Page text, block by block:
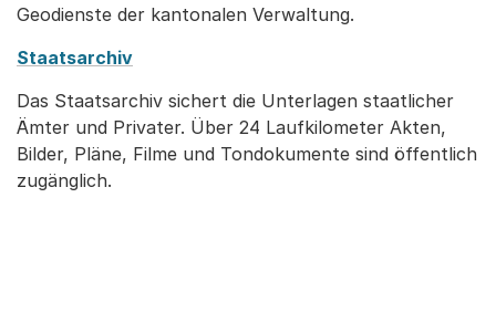
Geodienste der kantonalen Verwaltung.
Staatsarchiv
Das Staatsarchiv sichert die Unterlagen staatlicher
Ämter und Privater. Über 24 Laufkilometer Akten,
Bilder, Pläne, Filme und Tondokumente sind öffentlich
zugänglich.